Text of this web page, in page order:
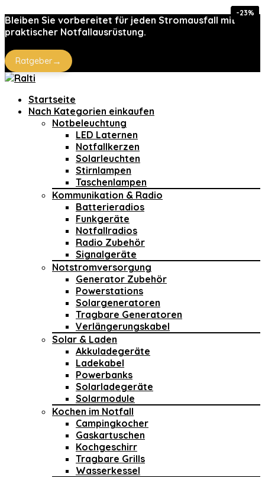
Bleiben Sie vorbereitet für jeden Stromausfall mit
praktischer Notfallausrüstung.
Ratgeber→
Startseite
Nach Kategorien einkaufen
Notbeleuchtung
LED Laternen
Notfallkerzen
Solarleuchten
Stirnlampen
Taschenlampen
Kommunikation & Radio
Batterieradios
Funkgeräte
Notfallradios
Radio Zubehör
Signalgeräte
Notstromversorgung
Generator Zubehör
Powerstations
Solargeneratoren
Tragbare Generatoren
Verlängerungskabel
Solar & Laden
Akkuladegeräte
Ladekabel
Powerbanks
Solarladegeräte
Solarmodule
Kochen im Notfall
Campingkocher
Gaskartuschen
Kochgeschirr
Tragbare Grills
Wasserkessel
-25%
-25%
-5%
-40%
-23%